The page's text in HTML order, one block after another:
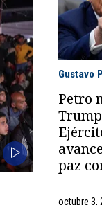
Gustavo
Petro
paz
octubre 3,